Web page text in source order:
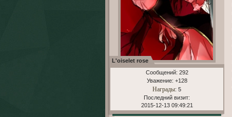
L'oiselet rose
Сообщений: 292
Уважение: +128
Награды: 5
Последний визит:
2015-12-13 09:49:21